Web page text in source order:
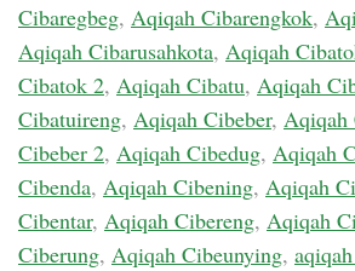
Cibaregbeg, Aqiqah Cibarengkok,
Aqiqah Cibarusahkota, Aqiqah
Cibatok 2, Aqiqah Cibatu, Aqiqah
Cibatuireng, Aqiqah Cibeber, Aqiqah
Cibeber 2, Aqiqah Cibedug, Aqiqah
Cibenda, Aqiqah Cibening, Aqiqah
Cibentar, Aqiqah Cibereng, Aqiqah
Ciberung, Aqiqah Cibeunying,